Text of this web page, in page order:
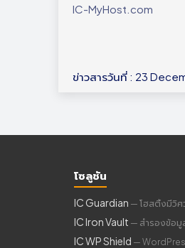
IC-MyHost.com
ข่าวสารวันที่ : 23
โซลูชัน
IC Guardian — โฮสติ้งมีวิศ
IC Iron Vault — สำรองข้อมู
IC WP Shield —